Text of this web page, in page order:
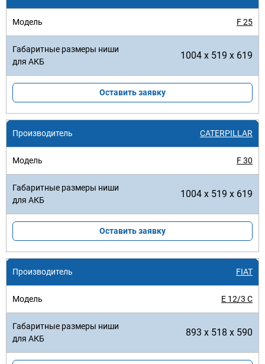
F 25
1004 x 519 x 619
Оставить заявку
CATERPILLAR
F 30
1004 x 519 x 619
Оставить заявку
FIAT
E 12/3 C
893 x 518 x 590